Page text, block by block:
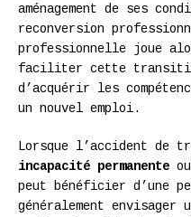
aménagement de ses
reconversion
professionnelle joue
faciliter cette
d’acquérir les
un nouvel emploi.
Lorsque l’accident de
incapacité permanente
peut bénéficier d’une
généralement envisager